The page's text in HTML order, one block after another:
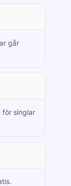
går
för singlar